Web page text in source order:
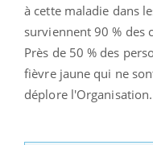
à cette maladie dans
surviennent 90 % des
Près de 50 % des
fièvre jaune qui ne
déplore l'Organisation.